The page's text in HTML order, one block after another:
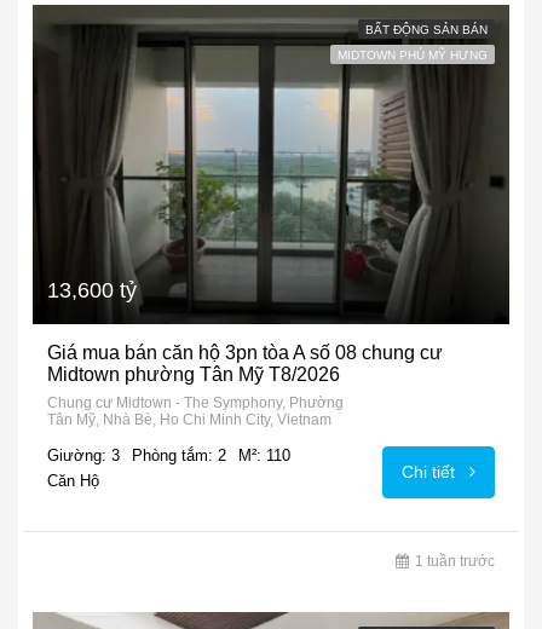
BẤT ĐỘNG SẢN BÁN
MIDTOWN PHÚ MỸ HƯNG
13,600 tỷ
Giá mua bán căn hộ 3pn tòa A số 08 chung cư
Midtown phường Tân Mỹ T8/2026
Chung cư Midtown - The Symphony, Phường
Tân Mỹ, Nhà Bè, Ho Chi Minh City, Vietnam
Giường: 3 Phòng tắm: 2
M²: 110
Căn Hộ
Chi tiết
1 tuần trước